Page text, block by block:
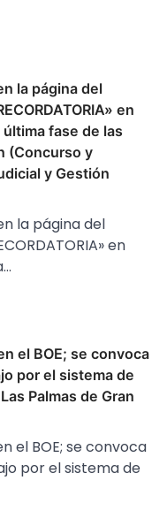
la página del
en
fase de las
(Concurso y
y Gestión
la página del
en
el BOE; se convoca
por el sistema de
Palmas de Gran
el BOE; se convoca
por el sistema de